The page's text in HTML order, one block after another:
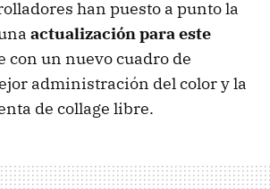
han puesto a punto la
actualización para este
con un nuevo cuadro de
administración del color y la
de collage libre.